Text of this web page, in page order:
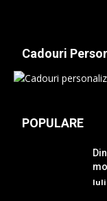
Cadouri
POPULARE